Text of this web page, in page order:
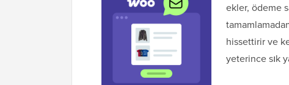
ekler, ödeme
hissettirir ve
yeterince sık